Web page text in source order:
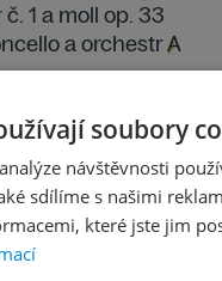
1 a moll op. 33
a orchestr A
op. 104
soubory
návštěvnosti
sdílíme s našimi
které jste jim